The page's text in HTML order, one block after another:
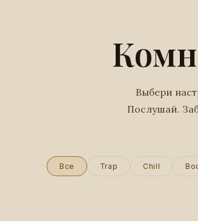
Выбери
Послушай.
Все Trap Chill